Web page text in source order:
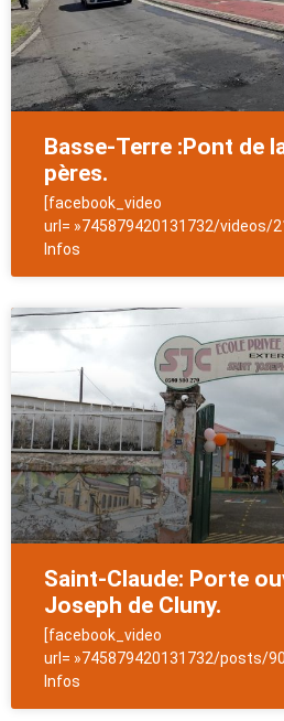
Basse-Terre :Pont de
pères.
[facebook_video
url= »745879420131732/videos/
Infos
Saint-Claude: Porte
Joseph de Cluny.
[facebook_video
url= »745879420131732/posts/
Infos